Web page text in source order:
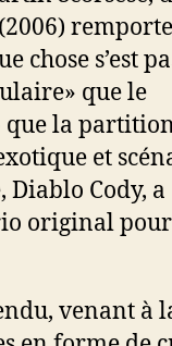
(2006)
chose s’est
que le
que la
et
Cody, a
original
venant à